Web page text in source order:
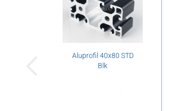
Aluprofil 40x80 STD
Blk